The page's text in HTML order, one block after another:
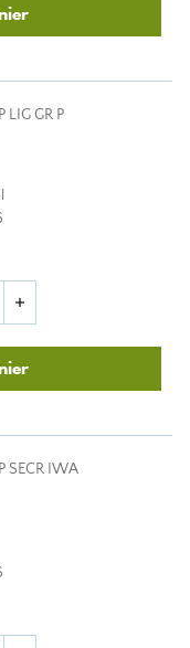
LIG GR P
add
SECR IWA